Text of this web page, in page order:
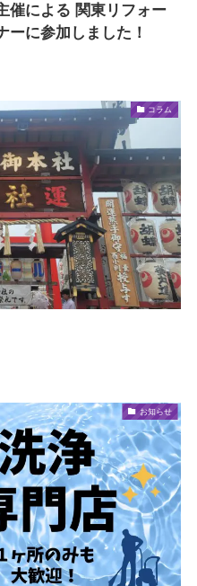
催による 関東リフォー
ーに参加しました！
コラム
お知らせ